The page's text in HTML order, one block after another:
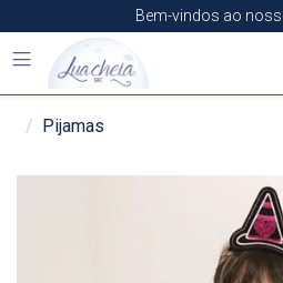
Bem-vindos ao
Pijamas